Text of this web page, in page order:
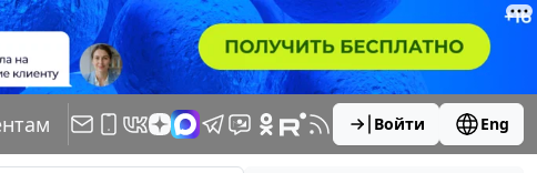
Войти Eng